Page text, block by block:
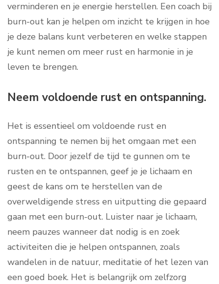
verminderen en je energie herstellen. Een coach bij
burn-out kan je helpen om inzicht te krijgen in hoe
je deze balans kunt verbeteren en welke stappen
je kunt nemen om meer rust en harmonie in je
leven te brengen.
Neem voldoende rust en ontspanning.
Het is essentieel om voldoende rust en
ontspanning te nemen bij het omgaan met een
burn-out. Door jezelf de tijd te gunnen om te
rusten en te ontspannen, geef je je lichaam en
geest de kans om te herstellen van de
overweldigende stress en uitputting die gepaard
gaan met een burn-out. Luister naar je lichaam,
neem pauzes wanneer dat nodig is en zoek
activiteiten die je helpen ontspannen, zoals
wandelen in de natuur, meditatie of het lezen van
een goed boek. Het is belangrijk om zelfzorg